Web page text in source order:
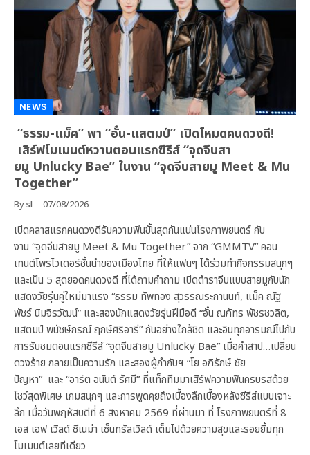
NEWS
“ธรรม-แม็ค” พา “อั๋น-แสตมป์” เปิดโหมดคนดวงดี!
เสิร์ฟโมเมนต์หวานตอนแรกซีรีส์ “จุดจีบสา
ยมู Unlucky Bae” ในงาน “จุดจีบสายมู Meet & Mu
Together”
Bysl 07/08/2026
เปิดคลาสแรกคนดวงดีรับความฟินขั้นสุดกันแน่นโรงภาพยนตร์ กับ
งาน “จุดจีบสายมู Meet & Mu Together” จาก “GMMTV” คอน
เทนต์โพรไวเดอร์ชั้นนำของเมืองไทย ที่ให้แฟนๆ ได้ร่วมทำกิจกรรมสนุกๆ
และเป็น 5 สุดยอดคนดวงดี ที่ได้ถามคำถาม เปิดตำราจีบแบบสายมูกับนัก
แสดงวัยรุ่นคู่ใหม่มาแรง “ธรรม ทัพทอง สุวรรณระกานนท์, แม็ค ณัฐ
พัชร์ นิมจิรวัฒน์” และสองนักแสดงวัยรุ่นฝีมือดี “อั๋น ณภัทร พัชรชวลิต,
แสตมป์ พนัชษ์กรณ์ ฤกษ์ศิริอารี” กันอย่างใกล้ชิด และอินทุกอารมณ์ไปกับ
การรับชมตอนแรกซีรีส์ “จุดจีบสายมู Unlucky Bae” เมื่อคำสาป…เปลี่ยน
ดวงร้าย กลายเป็นความรัก และสองผู้กำกับฯ “โย อภิรักษ์ ชัย
ปัญหา” และ “อาร์ต อนันต์ รัศมี” ที่แท็กทีมมาเสิร์ฟความฟินครบรสด้วย
โชว์สุดพิเศษ เกมสนุกๆ และการพูดคุยถึงเบื้องลึกเบื้องหลังซีรีส์แบบเจาะ
ลึก เมื่อวันพฤหัสบดีที่ 6 สิงหาคม 2569 ที่ผ่านมา ที่ โรงภาพยนตร์ที่ 8
เอส เอฟ เวิลด์ ซีเนม่า เซ็นทรัลเวิลด์ เต็มไปด้วยความสุขและรอยยิ้มทุก
โมเมนต์เลยทีเดียว